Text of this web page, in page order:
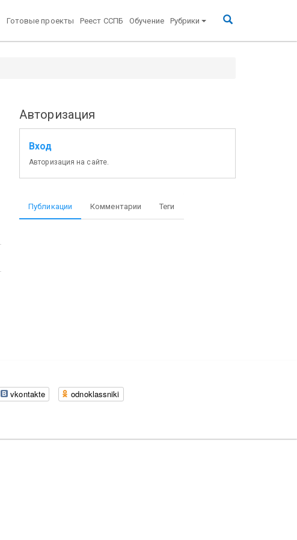
Готовые проекты Реест ССПБ Обучение Рубрики
Авторизация
Вход
Авторизация на сайте.
Публикации Комментарии Теги
vkontakte odnoklassniki